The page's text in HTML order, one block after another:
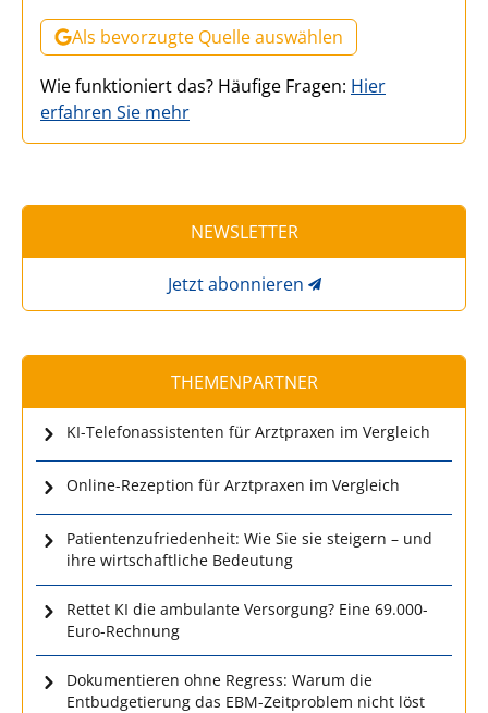
Als bevorzugte Quelle auswählen
Wie funktioniert das? Häufige Fragen: Hier
erfahren Sie mehr
NEWSLETTER
Jetzt abonnieren
THEMENPARTNER
KI-Telefonassistenten für Arztpraxen im Vergleich
Online-Rezeption für Arztpraxen im Vergleich
Patientenzufriedenheit: Wie Sie sie steigern – und
ihre wirtschaftliche Bedeutung
Rettet KI die ambulante Versorgung? Eine 69.000-
Euro-Rechnung
Dokumentieren ohne Regress: Warum die
Entbudgetierung das EBM-Zeitproblem nicht löst